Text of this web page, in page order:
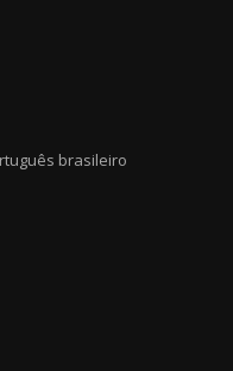
brasileiro